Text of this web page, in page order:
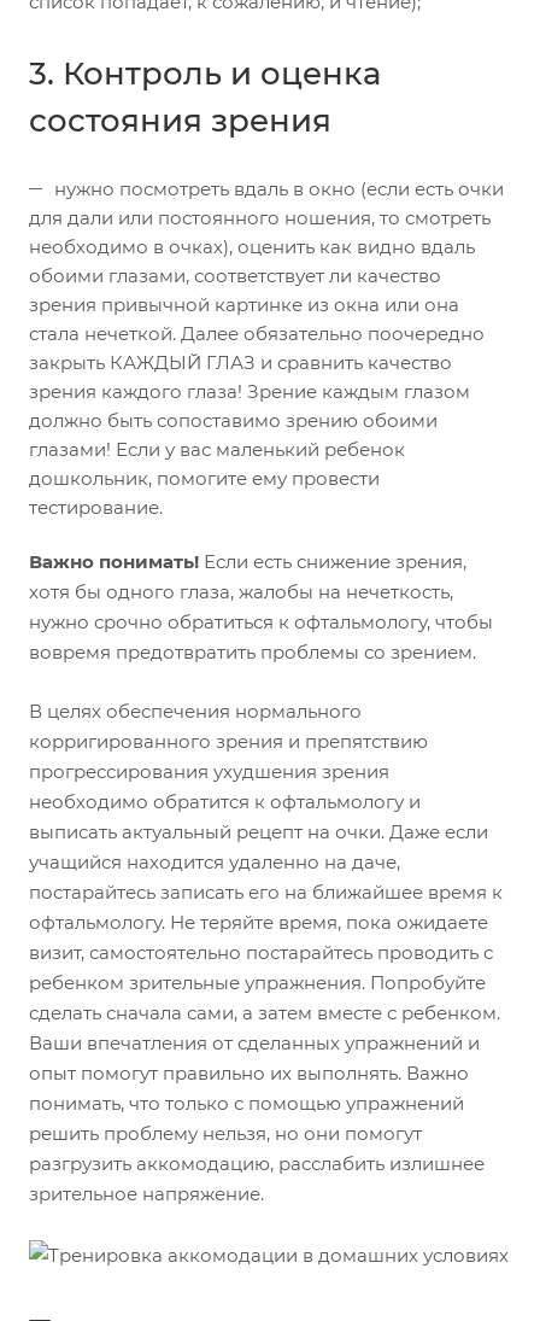
3. Контроль и оценка
состояния зрения
нужно посмотреть вдаль в окно (если есть очки
для дали или постоянного ношения, то смотреть
необходимо в очках), оценить как видно вдаль
обоими глазами, соответствует ли качество
зрения привычной картинке из окна или она
стала нечеткой. Далее обязательно поочередно
закрыть КАЖДЫЙ ГЛАЗ и сравнить качество
зрения каждого глаза! Зрение каждым глазом
должно быть сопоставимо зрению обоими
глазами! Если у вас маленький ребенок
дошкольник, помогите ему провести
тестирование.
Важно понимать! Если есть снижение зрения,
хотя бы одного глаза, жалобы на нечеткость,
нужно срочно обратиться к офтальмологу, чтобы
вовремя предотвратить проблемы со зрением.
В целях обеспечения нормального
корригированного зрения и препятствию
прогрессирования ухудшения зрения
необходимо обратится к офтальмологу и
выписать актуальный рецепт на очки. Даже если
учащийся находится удаленно на даче,
постарайтесь записать его на ближайшее время к
офтальмологу. Не теряйте время, пока ожидаете
визит, самостоятельно постарайтесь проводить с
ребенком зрительные упражнения. Попробуйте
сделать сначала сами, а затем вместе с ребенком.
Ваши впечатления от сделанных упражнений и
опыт помогут правильно их выполнять. Важно
понимать, что только с помощью упражнений
решить проблему нельзя, но они помогут
разгрузить аккомодацию, расслабить излишнее
зрительное напряжение.